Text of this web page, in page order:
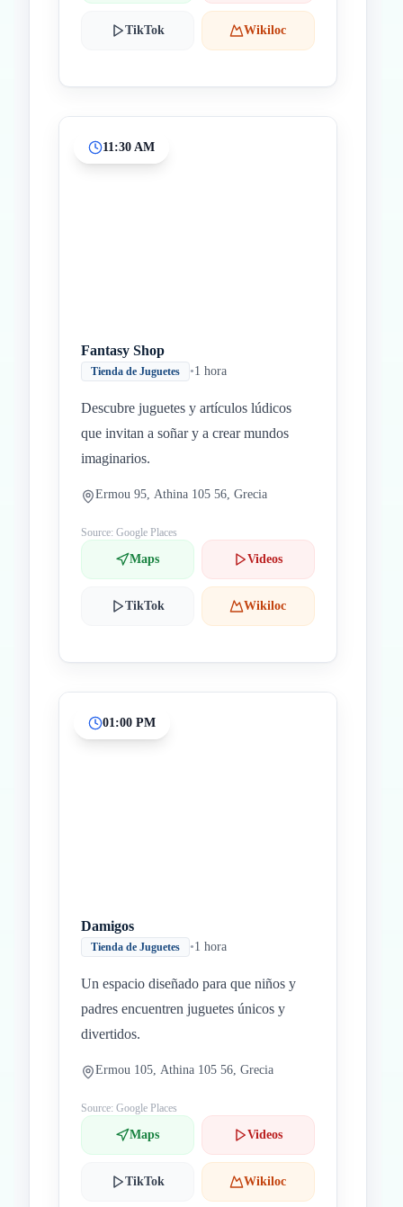
TikTok Wikiloc
11:30 AM
Fantasy Shop
Tienda de Juguetes •1 hora
Descubre juguetes y artículos lúdicos
que invitan a soñar y a crear mundos
imaginarios.
Ermou 95, Athina 105 56, Grecia
Source: Google Places
Maps Videos
TikTok Wikiloc
01:00 PM
Damigos
Tienda de Juguetes •1 hora
Un espacio diseñado para que niños y
padres encuentren juguetes únicos y
divertidos.
Ermou 105, Athina 105 56, Grecia
Source: Google Places
Maps Videos
TikTok Wikiloc